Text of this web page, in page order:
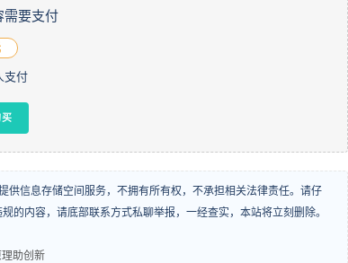
需要支付
支付
信息存储空间服务，不拥有所有权，不承担相关法律责任。请仔
的内容，请底部联系方式私聊举报，一经查实，本站将立刻删除。
助创新